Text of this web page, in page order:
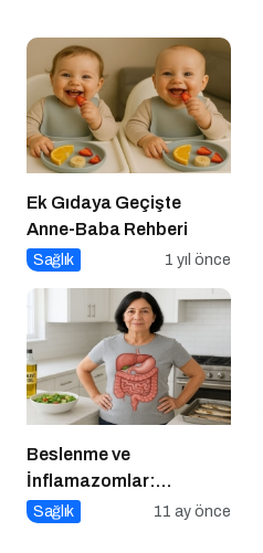
Ek Gıdaya Geçişte
Anne-Baba Rehberi
Sağlık 1 yıl önce
Beslenme ve
İnflamazomlar:
Bağırsaktan Hücre
Sağlık 11 ay önce